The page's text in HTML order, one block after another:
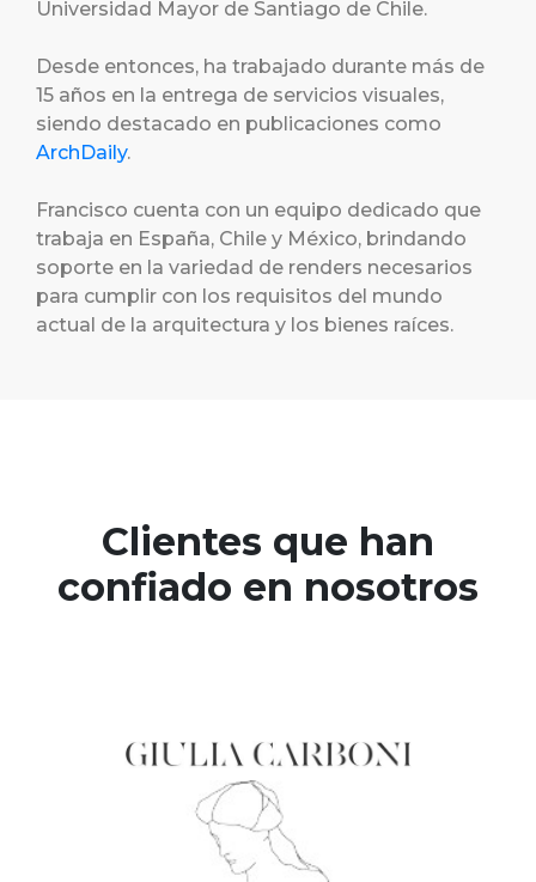
Universidad Mayor de Santiago de Chile.
Desde entonces, ha trabajado durante más de
15 años en la entrega de servicios visuales,
siendo destacado en publicaciones como
ArchDaily.
Francisco cuenta con un equipo dedicado que
trabaja en España, Chile y México, brindando
soporte en la variedad de renders necesarios
para cumplir con los requisitos del mundo
actual de la arquitectura y los bienes raíces.
Clientes que han
confiado en nosotros